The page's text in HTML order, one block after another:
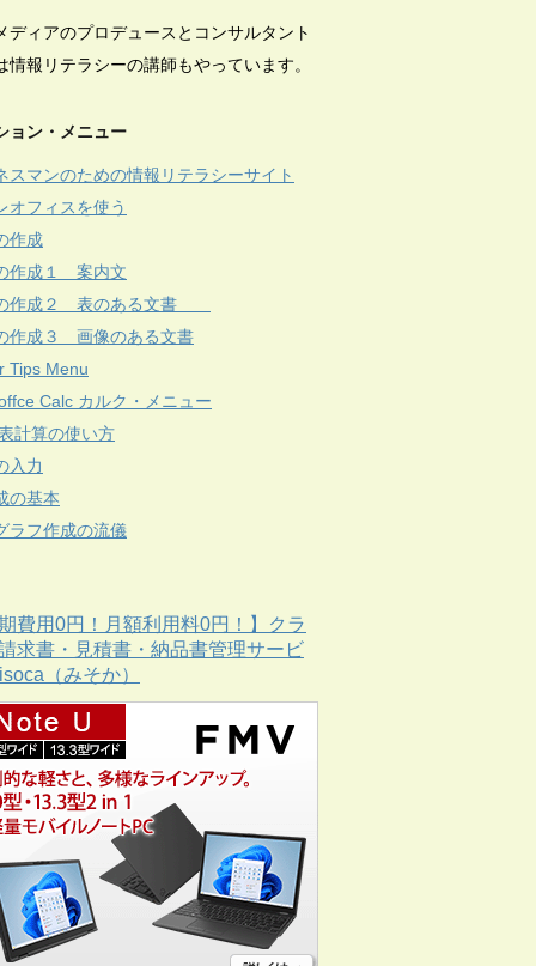
ディアのプロデュースとコンサルタント
情報リテラシーの講師もやっています。
ョン・メニュー
スマンのための情報リテラシーサイト
オフィスを使う
作成
作成１ 案内文
作成２ 表のある文書
作成３ 画像のある文書
Tips Menu
Calc カルク・メニュー
計算の使い方
入力
の基本
ラフ作成の流儀
費用0円！月額利用料0円！】クラ
求書・見積書・納品書管理サービ
（みそか）